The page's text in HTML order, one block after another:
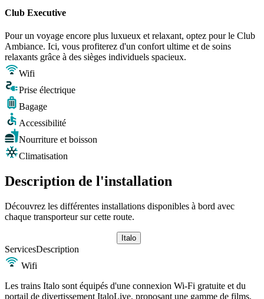
Club Executive
Pour un voyage encore plus luxueux et relaxant, optez pour le Club
Ambiance. Ici, vous profiterez d'un confort ultime et de soins
relaxants grâce à des sièges individuels spacieux.
Wifi
Prise électrique
Bagage
Accessibilité
Nourriture et boisson
Climatisation
Description de l'installation
Découvrez les différentes installations disponibles à bord avec
chaque transporteur sur cette route.
Italo
ServicesDescription
Wifi
Les trains Italo sont équipés d'une connexion Wi-Fi gratuite et du
portail de divertissement ItaloLive, proposant une gamme de films,